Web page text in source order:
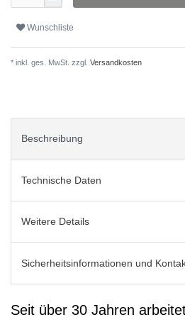
Wunschliste
* inkl. ges. MwSt. zzgl. Versandkosten
Beschreibung
Technische Daten
Weitere Details
Sicherheitsinformationen und
Seit über 30 Jahren